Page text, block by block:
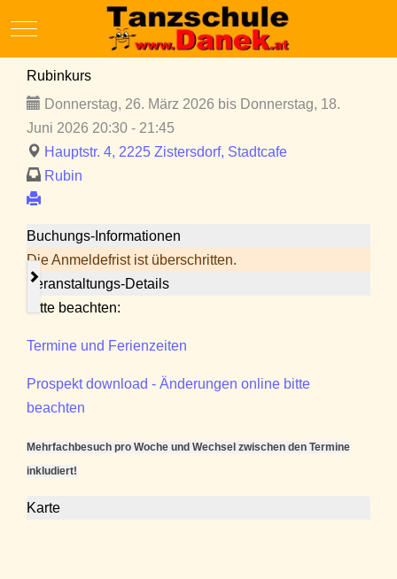
Mobile Menu Toggle
Rubinkurs
Donnerstag, 26. März 2026 bis Donnerstag, 18.
Juni 2026 20:30 - 21:45
Hauptstr. 4, 2225 Zistersdorf, Stadtcafe
Rubin
Buchungs-Informationen
Die Anmeldefrist ist überschritten.
Veranstaltungs-Details
Bitte beachten:
Termine und Ferienzeiten
Prospekt download - Änderungen online bitte
beachten
Mehrfachbesuch pro Woche und Wechsel zwischen den Termine
inkludiert!
Karte